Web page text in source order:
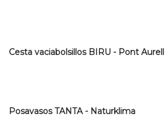
Cesta vaciabolsillos BIRU - Pont Aurell
Posavasos TANTA - Naturklima